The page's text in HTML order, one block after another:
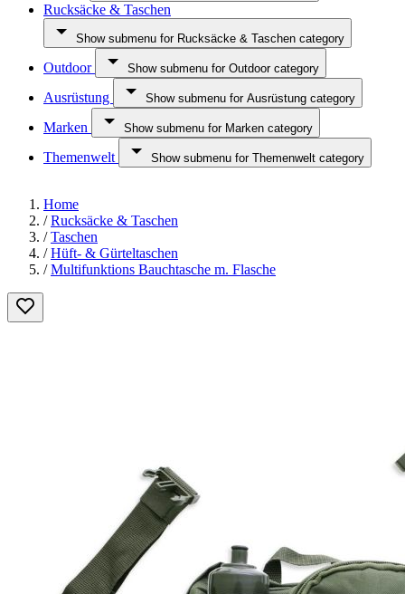
Rucksäcke & Taschen
Show submenu for Rucksäcke & Taschen category
Outdoor Show submenu for Outdoor category
Ausrüstung Show submenu for Ausrüstung category
Marken Show submenu for Marken category
Themenwelt Show submenu for Themenwelt category
Home
/ Rucksäcke & Taschen
/ Taschen
/ Hüft- & Gürteltaschen
/ Multifunktions Bauchtasche m. Flasche